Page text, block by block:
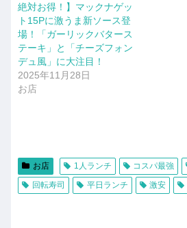
絶対お得！】マックナゲッ
ト15Pに激うま新ソース登
場！「ガーリックバタース
テーキ」と「チーズフォン
デュ風」に大注目！
2025年11月28日
お店
お店 1人ランチ コスパ最強
回転寿司
平日ランチ 激安